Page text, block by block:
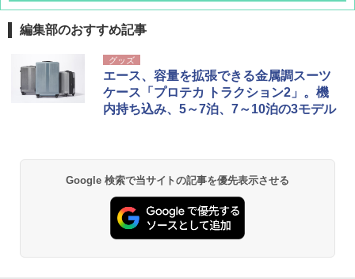
D40 地球の歩き方 チェンマイ タイ北部の魅
力的な町 2026～2027 地球の歩き方D アジア
￥2,079
￥2,479
地球の歩き方 スター・ウォーズ
[キャンパーズコレクション 山善] ポップアッ
プテント 傘みたいに広げて畳める パッとサ
ッとサンシェード キューブ フルクローズ メ
ッシュ 簡単設置 ワンタッチテント キャンプ
&ハイキング カーキ PATC-150(KH)
PYKES PEAK (パイクスピーク) 着替えテン
ト プライバシー テント 【中が透けない】 1
人用 折りたたみ 防災グッズ 災害用トイレ ビ
ーチ ピクニック ポップアップテント 携帯 簡
易 トイレテント (ブラック)
BUNDOK(バンドック)ソロ ドーム 1 EX BDK
-08EX カーキ ソロキャンプ ポリエステル フ
レーム テント
￥14,800
GRANDOOR ステンレス保冷剤 2個セット 2
コンパクト 保冷力長持ち
￥2,980
DEWEL パラソル 大型 ビーチ アウトドアパ
編集部のおすすめ記事
グッズ
エース、容量を拡張できる金属調スーツ
ケース「プロテカ トラクション2」。機
内持ち込み、5～7泊、7～10泊の3モデル
Google 検索で当サイトの記事を優先表示させる